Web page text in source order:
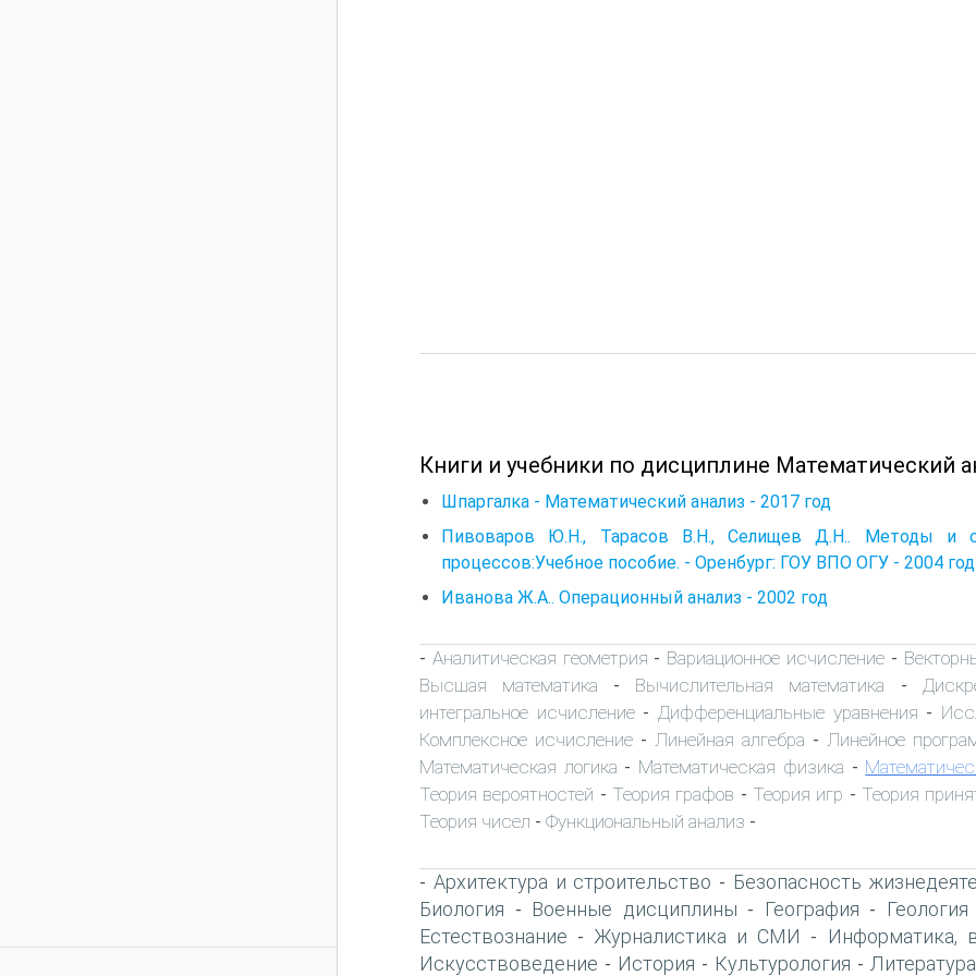
Книги и учебники по дисциплине Математический
Шпаргалка - Математический анализ - 2017 год
Пивоваров Ю.Н., Тарасов В.Н., Селищев Д.Н.. Методы и
процессов:Учебное пособие. - Оренбург: ГОУ ВПО ОГУ - 2004 год
Иванова Ж.А.. Операционный анализ - 2002 год
- Аналитическая геометрия - Вариационное исчисление-
Высшая математика - Вычислительная математика -
интегральное исчисление- Дифференциальные уравнения -
Комплексное исчисление - Линейная алгебра - Линейное
Математическая логика - Математическая физика -
Теория вероятностей - Теория графов - Теория игр - Теория
Теория чисел - Функциональный анализ -
- Архитектура и строительство - Безопасность
Биология - Военные дисциплины - География - Геология
Естествознание - Журналистика и СМИ - Информатика,
Искусствоведение - История - Культурология - Литература